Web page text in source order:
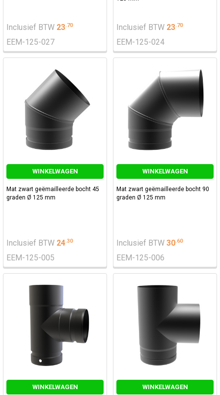
Inclusief BTW 23.70
EEM-125-027
Inclusief BTW 23.70
EEM-125-024
WINKELWAGEN
Mat zwart geëmailleerde bocht 45
graden Ø 125 mm
Inclusief BTW 24 30
EEM-125-005
WINKELWAGEN
Mat zwart geëmailleerde bocht 90
graden Ø 125 mm
Inclusief BTW 30 60
EEM-125-006
WINKELWAGEN WINKELWAGEN